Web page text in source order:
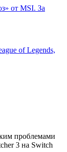
от MSI. За
of Legends,
проблемами
3 на Switch